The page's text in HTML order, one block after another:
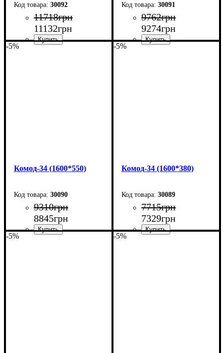
30092
11718грн
11132грн
30091
9762грн
9274грн
-5%
Комод-34 (1600*550)
30090
9310грн
8845грн
-5%
Комод-34 (1600*380)
30089
7715грн
7329грн
-5% -5%